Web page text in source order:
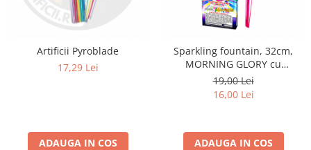
Artificii Pyroblade
17,29 Lei
ADAUGA IN COS
Sparkling fountain, 32cm,
MORNING GLORY cu
CRACKLING 6 buc
19,00 Lei
16,00 Lei
ADAUGA IN COS